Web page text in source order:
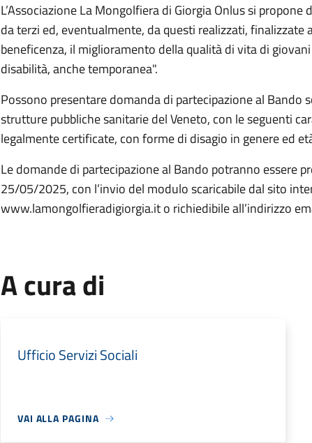
L’Associazione La Mongolfiera di Giorgia Onlus si
da terzi ed, eventualmente, da questi realizzati,
beneficenza, il miglioramento della qualità di vita di
disabilità, anche temporanea".
Possono presentare domanda di partecipazione al Bando
strutture pubbliche sanitarie del Veneto, con le seguenti
legalmente certificate, con forme di disagio in genere ed
Le domande di partecipazione al Bando potranno essere
25/05/2025, con l’invio del modulo scaricabile dal sito
www.lamongolfieradigiorgia.it o richiedibile all’indirizzo
A cura di
Ufficio Servizi Sociali
VAI ALLA PAGINA